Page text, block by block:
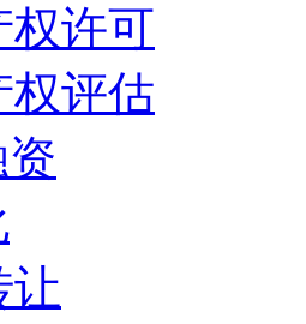
权许可
权评估
让